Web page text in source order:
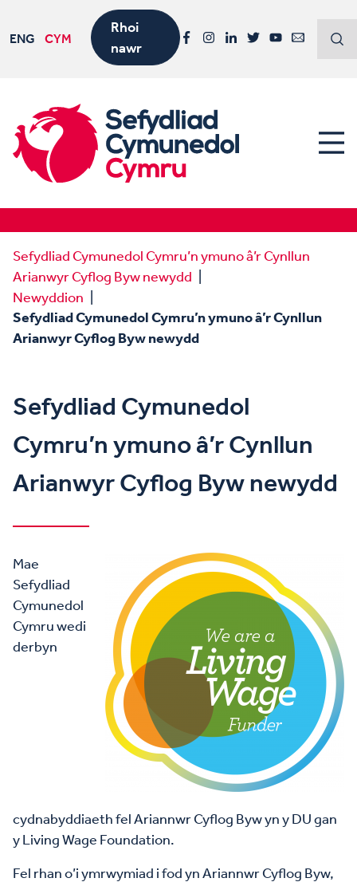
ENG CYM
Rhoi
nawr
Sefydliad Cymunedol Cymru’n ymuno â’r Cynllun
Arianwyr Cyflog Byw newydd
Newyddion
Sefydliad Cymunedol Cymru’n ymuno â’r Cynllun
Arianwyr Cyflog Byw newydd
Sefydliad Cymunedol
Cymru’n ymuno â’r Cynllun
Arianwyr Cyflog Byw newydd
Mae
Sefydliad
Cymunedol
Cymru wedi
derbyn
cydnabyddiaeth fel Ariannwr Cyflog Byw yn y DU gan
y Living Wage Foundation.
Fel rhan o’i ymrwymiad i fod yn Ariannwr Cyflog Byw,